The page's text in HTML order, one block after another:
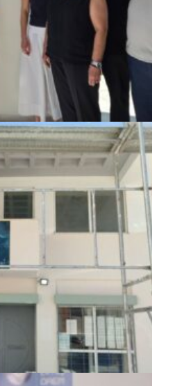
Κουβαρά φέρει
Πρίφτης»
08/2026 · 17:45